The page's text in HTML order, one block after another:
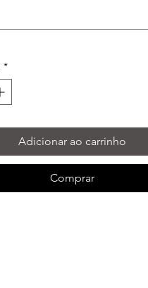
*
Adicionar ao carrinho
Comprar